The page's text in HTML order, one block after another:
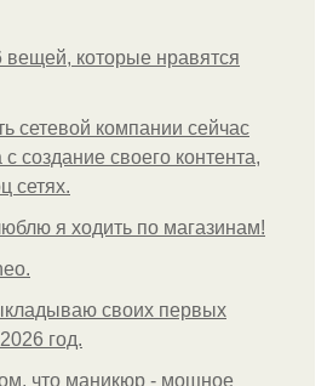
вещей, которые нравятся
сетевой компании сейчас
создание своего контента,
сетях.
я ходить по магазинам!
своих первых
год.
что маникюр - мощное